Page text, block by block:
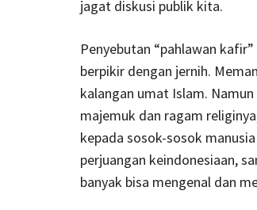
jagat diskusi publik kita.
Penyebutan “pahlawan
berpikir dengan jernih.
kalangan umat Islam.
majemuk dan ragam
kepada sosok-sosok
perjuangan keindonesiaan,
banyak bisa mengenal dan